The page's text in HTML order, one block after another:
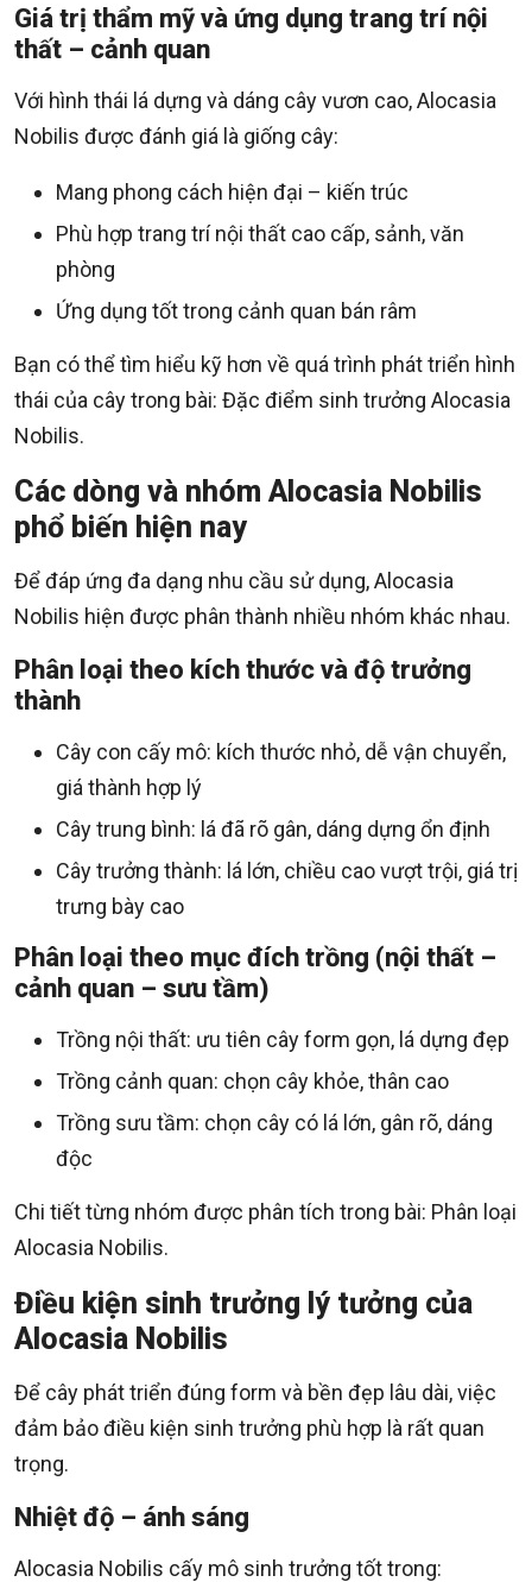
Giá trị thẩm mỹ và ứng dụng trang trí nội
thất – cảnh quan
Với hình thái lá dựng và dáng cây vươn cao, Alocasia
Nobilis được đánh giá là giống cây:
Mang phong cách hiện đại – kiến trúc
Phù hợp trang trí nội thất cao cấp, sảnh, văn
phòng
Ứng dụng tốt trong cảnh quan bán râm
Bạn có thể tìm hiểu kỹ hơn về quá trình phát triển hình
thái của cây trong bài: Đặc điểm sinh trưởng Alocasia
Nobilis.
Các dòng và nhóm Alocasia Nobilis
phổ biến hiện nay
Để đáp ứng đa dạng nhu cầu sử dụng, Alocasia
Nobilis hiện được phân thành nhiều nhóm khác nhau.
Phân loại theo kích thước và độ trưởng
thành
Cây con cấy mô: kích thước nhỏ, dễ vận chuyển,
giá thành hợp lý
Cây trung bình: lá đã rõ gân, dáng dựng ổn định
Cây trưởng thành: lá lớn, chiều cao vượt trội, giá trị
trưng bày cao
Phân loại theo mục đích trồng (nội thất –
cảnh quan – sưu tầm)
Trồng nội thất: ưu tiên cây form gọn, lá dựng đẹp
Trồng cảnh quan: chọn cây khỏe, thân cao
Trồng sưu tầm: chọn cây có lá lớn, gân rõ, dáng
độc
Chi tiết từng nhóm được phân tích trong bài: Phân loại
Alocasia Nobilis.
Điều kiện sinh trưởng lý tưởng của
Alocasia Nobilis
Để cây phát triển đúng form và bền đẹp lâu dài, việc
đảm bảo điều kiện sinh trưởng phù hợp là rất quan
trọng.
Nhiệt độ – ánh sáng
Alocasia Nobilis cấy mô sinh trưởng tốt trong: